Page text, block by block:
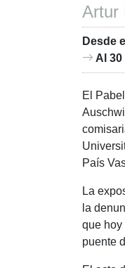
Artur
Desde
Al
El
País
La
la
que hoy
puente